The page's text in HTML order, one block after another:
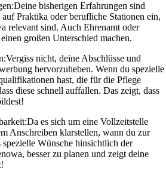
Deine bisherigen Erfahrungen sind
Praktika oder berufliche Stationen ein,
relevant sind. Auch Ehrenamt oder
großen Unterschied machen.
Vergiss nicht, deine Abschlüsse und
hervorzuheben. Wenn du spezielle
hast, die für die Pflege
diese schnell auffallen. Das zeigt, dass
Da es sich um eine Vollzeitstelle
Anschreiben klarstellen, wann du zur
Wünsche hinsichtlich der
besser zu planen und zeigt deine